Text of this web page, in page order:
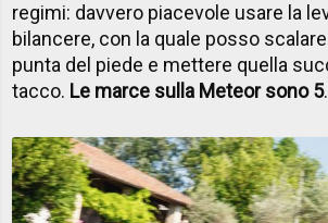
regimi: davvero piacevole usare la
bilancere, con la quale posso
punta del piede e mettere quella
tacco. Le marce sulla Meteor sono 5.